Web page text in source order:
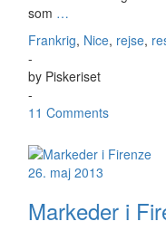
som …
Frankrig, Nice, rejse,
-
by Piskeriset
-
11 Comments
26. maj 2013
Markeder i